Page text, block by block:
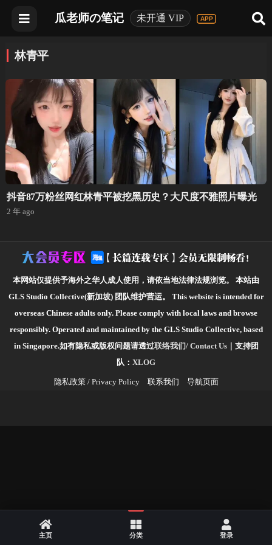
瓜老师の笔记 未开通 VIP
林青平
抖音87万粉丝网红林青平被挖黑历史？大尺度不雅照片曝光
2 年 ago
本网站仅提供予海外之华人成人使用，请依当地法律法规浏览。
本站由
GLS Studio Collective(新加坡) 团队维护营运。
This website is intended for
overseas Chinese adults only. Please comply with local laws and browse
responsibly. Operated and maintained by the GLS Studio Collective, based
in Singapore.如有隐私或版权问题请透过联络我们/ Contact Us｜支持团
队： XLOG
隐私政策 / Privacy Policy 联系我们 导航页面
主页 分类 登录